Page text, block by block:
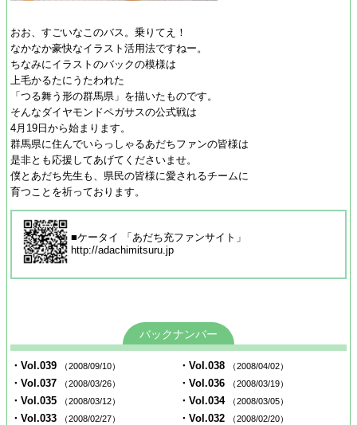
おお、すごいなこのバス。乗りてえ！
なかなか豪快なイラスト活用法ですねー。
ちなみにイラストのバックの模様は
上毛かるたにうたわれた
「つる舞う形の群馬県」を描いたものです。
そんなダイヤモンドペガサスの公式戦は
4月19日から始まります。
群馬県に住んでいらっしゃるあだちファンの皆様は
是非とも応援してあげてくださいませ。
僕とあだち先生も、県民の皆様に愛されるチームに
育つことを祈っております。
■ケータイ 「あだち充ファンサイト」
http://adachimitsuru.jp
バックナンバー
・Vol.039 （2008/09/10） ・Vol.038 （2008/04/02）
・Vol.037 （2008/03/26） ・Vol.036 （2008/03/19）
・Vol.035 （2008/03/12） ・Vol.034 （2008/03/05）
・Vol.033 （2008/02/27） ・Vol.032 （2008/02/20）